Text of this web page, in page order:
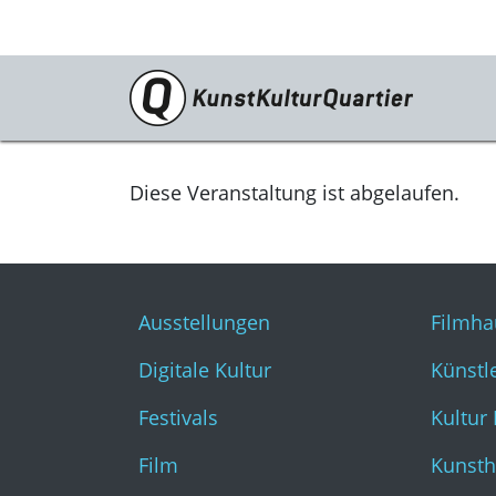
Programm
Ausstellungen
Film
Literatur & Diskurs
Musik
Diese Veranstaltung ist abgelaufen.
Ausstellungen
Digitale Kultur
Festivals
Film
Kultur